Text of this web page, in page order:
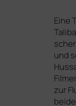
Eine
und
zur